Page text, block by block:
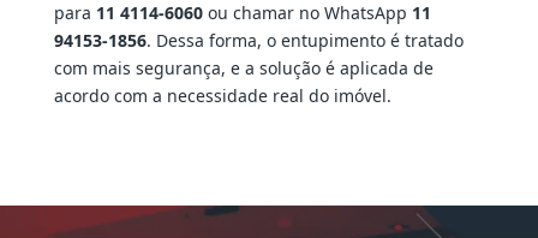
para 11 4114-6060ou chamar no WhatsApp 11
94153-1856. Dessa forma, o entupimento é tratado
com mais segurança, e a solução é aplicada de
acordo com a necessidade real do imóvel.